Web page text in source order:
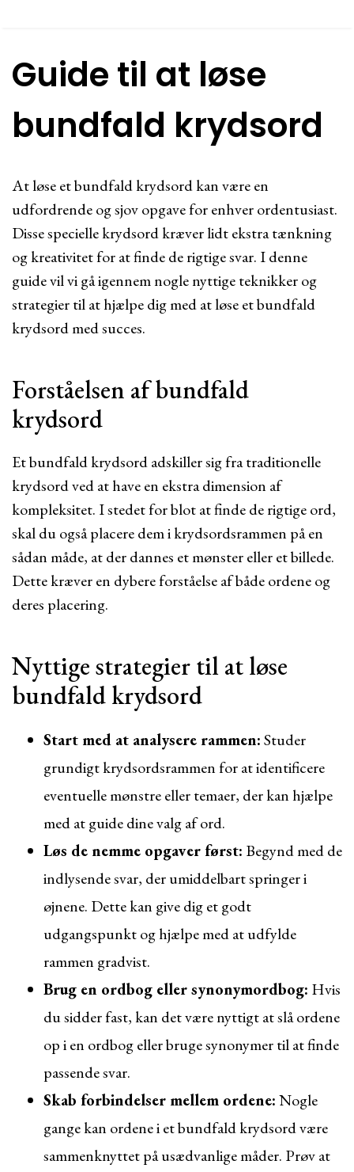
Guide til at løse
bundfald krydsord
At løse et bundfald krydsord kan være en
udfordrende og sjov opgave for enhver ordentusiast.
Disse specielle krydsord kræver lidt ekstra tænkning
og kreativitet for at finde de rigtige svar. I denne
guide vil vi gå igennem nogle nyttige teknikker og
strategier til at hjælpe dig med at løse et bundfald
krydsord med succes.
Forståelsen af bundfald
krydsord
Et bundfald krydsord adskiller sig fra traditionelle
krydsord ved at have en ekstra dimension af
kompleksitet. I stedet for blot at finde de rigtige ord,
skal du også placere dem i krydsordsrammen på en
sådan måde, at der dannes et mønster eller et billede.
Dette kræver en dybere forståelse af både ordene og
deres placering.
Nyttige strategier til at løse
bundfald krydsord
Start med at analysere rammen:Studer
grundigt krydsordsrammen for at identificere
eventuelle mønstre eller temaer, der kan hjælpe
med at guide dine valg af ord.
Løs de nemme opgaver først: Begynd med de
indlysende svar, der umiddelbart springer i
øjnene. Dette kan give dig et godt
udgangspunkt og hjælpe med at udfylde
rammen gradvist.
Brug en ordbog eller synonymordbog: Hvis
du sidder fast, kan det være nyttigt at slå ordene
op i en ordbog eller bruge synonymer til at finde
passende svar.
Skab forbindelser mellem ordene:Nogle
gange kan ordene i et bundfald krydsord være
sammenknyttet på usædvanlige måder. Prøv at